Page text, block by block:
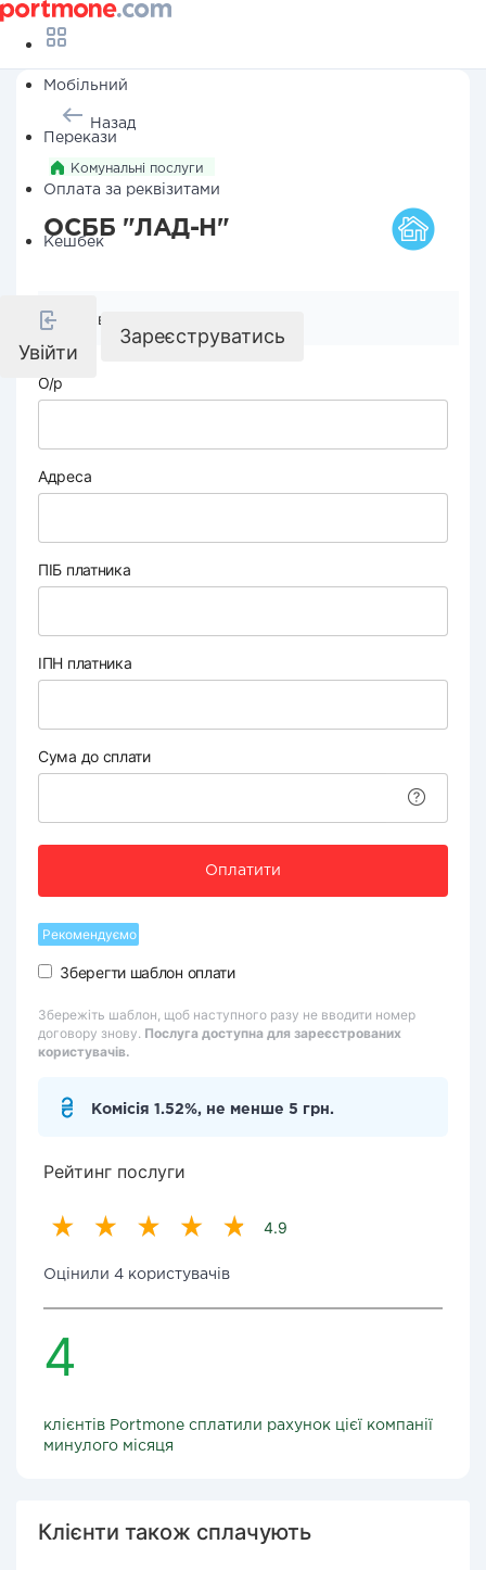
Мобільний
Перекази
Оплата за реквізитами
Кешбек
Увійти
Зареєструватись
Назад
Комунальні послуги
ОСББ "ЛАД-Н"
Реквізити компанії
О/р
Адреса
ПІБ платника
ІПН платника
Сума до сплати
Оплатити
Рекомендуємо
Зберегти шаблон оплати
Збережіть шаблон, щоб наступного разу не вводити номер
договору знову. Послуга доступна для зареєстрованих
користувачів.
Комісія 1.52%, не менше 5 грн.
Рейтинг послуги
4.9
Оцінили 4 користувачів
4
клієнтів Portmone сплатили рахунок цієї компанії
минулого місяця
Клієнти також сплачують